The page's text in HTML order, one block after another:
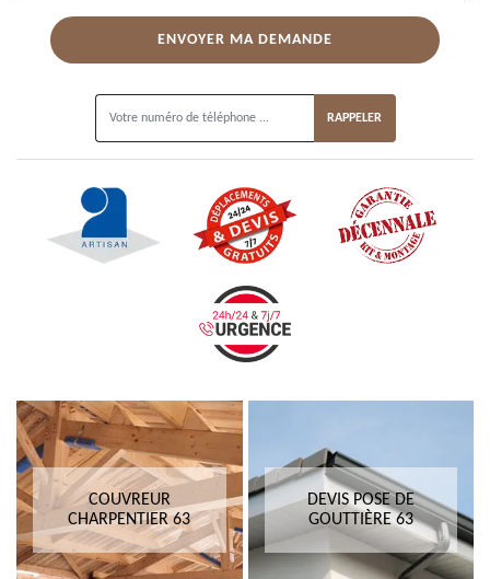
COUVREUR
CHARPENTIER 63
DEVIS POSE DE
GOUTTIÈRE 63